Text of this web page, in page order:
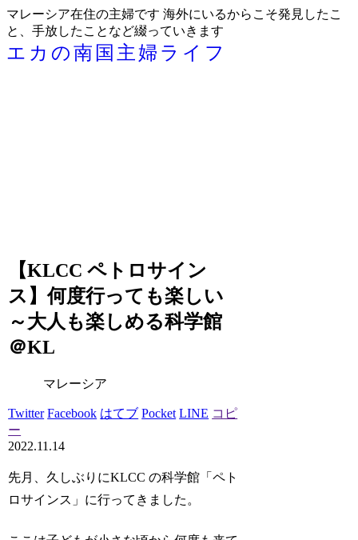
マレーシア在住の主婦です 海外にいるからこそ発見したこ
と、手放したことなど綴っていきます
エカの南国主婦ライフ
【KLCC ペトロサイン
ス】何度行っても楽しい
～大人も楽しめる科学館
＠KL
マレーシア
Twitter Facebook はてブ Pocket LINE コピ
ー
2022.11.14
先月、久しぶりにKLCC の科学館「ペト
ロサインス」に行ってきました。